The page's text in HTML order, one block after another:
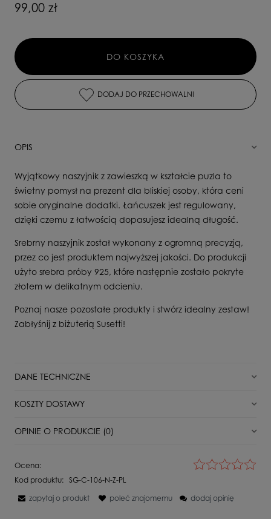
99,00 zł
DO KOSZYKA
DODAJ DO PRZECHOWALNI
OPIS
Wyjątkowy naszyjnik z zawieszką w kształcie puzla to
świetny pomysł na prezent dla bliskiej osoby, która ceni
sobie oryginalne dodatki. Łańcuszek jest regulowany,
dzięki czemu z łatwością dopasujesz idealną długość.
Srebrny naszyjnik został wykonany z ogromną precyzją,
przez co jest produktem najwyższej jakości. Do produkcji
użyto srebra próby 925, które następnie zostało pokryte
złotem w delikatnym odcieniu.
Poznaj nasze pozostałe produkty i stwórz idealny zestaw!
Zabłyśnij z biżuterią Susetti!
DANE TECHNICZNE
Stan
Surowiec
KOSZTY DOSTAWY
DPD Pickup punkt odbioru/automat paczkowy
Kurier DPD
Kurier Inpost 21,00 zł
OPINIE O PRODUKCIE (0)
weryfikujemy, czy pochodzą one od klientów, którzy kupili dany
produkt.
Ocena:
Kod produktu: SG-C-106-N-Z-PL
zapytaj o produkt
poleć znajomemu dodaj opinię